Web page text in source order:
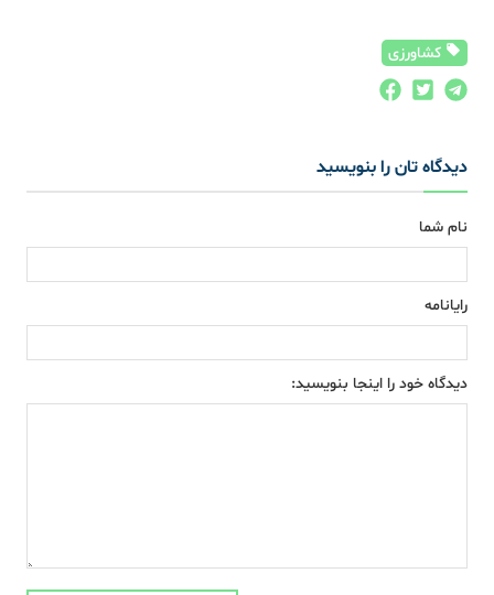
کشاورزی
دیدگاه تان را بنویسید
نام شما
رایانامه
دیدگاه خود را اینجا بنویسید: